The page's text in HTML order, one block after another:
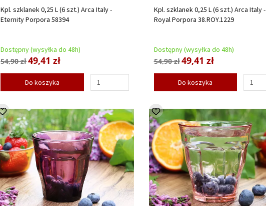
Kpl. szklanek 0,25 L (6 szt.) Arca Italy -
Eternity Porpora 58394
Dostępny (wysyłka do 48h)
54,90 zł49,41 zł
Do koszyka
Kpl. szklanek 0,25 L (6 szt.) Arca Italy -
Royal Porpora 38.ROY.1229
Dostępny (wysyłka do 48h)
54,90 zł49,41 zł
Do koszyka